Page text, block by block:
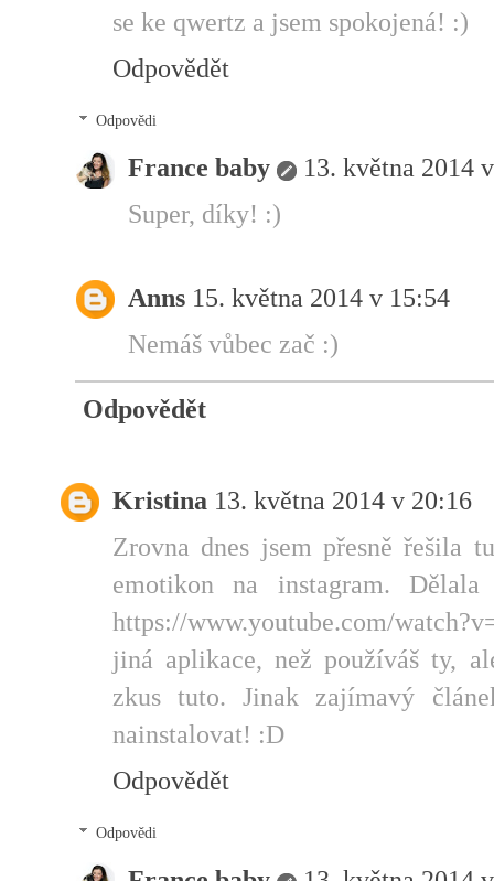
se ke qwertz a jsem spokojená! :)
Odpovědět
Odpovědi
France baby
13. května 2014
Super, díky! :)
Anns 15. května 2014 v 15:54
Nemáš vůbec zač :)
Odpovědět
Kristina 13. května 2014 v 20:16
Zrovna dnes jsem přesně řešila
emotikon na instagram.
https://www.youtube.com/
jiná aplikace, než používáš ty,
zkus tuto. Jinak zajímavý
nainstalovat! :D
Odpovědět
Odpovědi